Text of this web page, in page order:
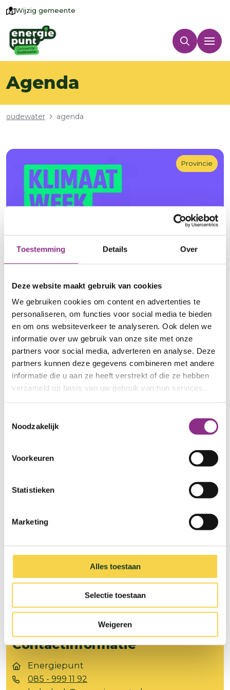
Toestemming Details Over
Deze website maakt gebruik van cookies
We gebruiken cookies om content en advertenties te
personaliseren, om functies voor social media te bieden
en om ons websiteverkeer te analyseren. Ook delen we
informatie over uw gebruik van onze site met onze
partners voor social media, adverteren en analyse. Deze
partners kunnen deze gegevens combineren met andere
informatie die u aan ze heeft verstrekt of die ze hebben
verzameld op basis van uw gebruik van hun services.
Noodzakelijk
Voorkeuren
Statistieken
Marketing
Alles toestaan
Selectie toestaan
Weigeren
Wijzig gemeente
Agenda
Kruimelpad
oudewater agenda
Klimaatweek
Van 2 t/m 8 november 2026 barst de zesde editie
van de Klimaatweek los.
Datum
2 t/m 8 november 2026
Check of jouw gemeente meedoet!
Lees meerover Klimaatweek
Provincie
Snel naar
Over het Energiepunt
Aanmelden
Contactinformatie
Energiepunt
085 - 999 11 92